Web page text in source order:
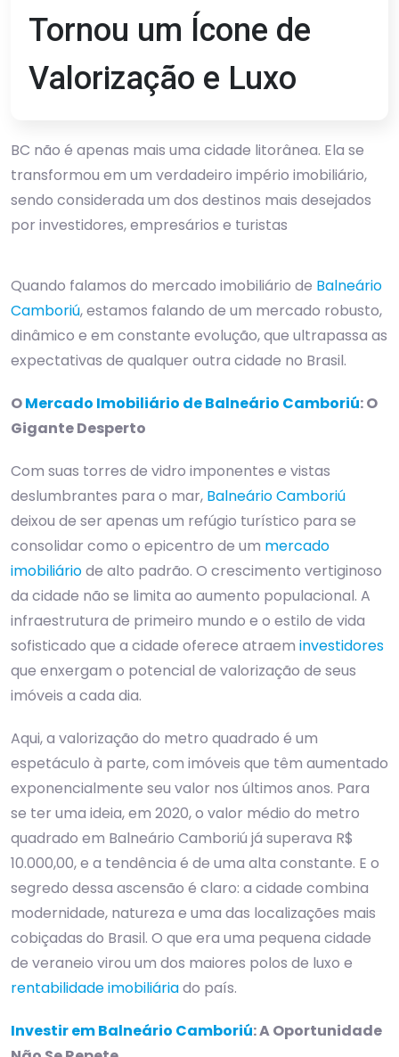
Tornou um Ícone de
Valorização e Luxo
BC não é apenas mais uma cidade litorânea. Ela se
transformou em um verdadeiro império imobiliário,
sendo considerada um dos destinos mais desejados
por investidores, empresários e turistas
Quando falamos do mercado imobiliário de Balneário
Camboriú, estamos falando de um mercado robusto,
dinâmico e em constante evolução, que ultrapassa as
expectativas de qualquer outra cidade no Brasil.
OMercado Imobiliário de Balneário Camboriú: O
Gigante Desperto
Com suas torres de vidro imponentes e vistas
deslumbrantes para o mar, Balneário Camboriú
deixou de ser apenas um refúgio turístico para se
consolidar como o epicentro de um mercado
imobiliáriode alto padrão. O crescimento vertiginoso
da cidade não se limita ao aumento populacional. A
infraestrutura de primeiro mundo e o estilo de vida
sofisticado que a cidade oferece atraem investidores
que enxergam o potencial de valorização de seus
imóveis a cada dia.
Aqui, a valorização do metro quadrado é um
espetáculo à parte, com imóveis que têm aumentado
exponencialmente seu valor nos últimos anos. Para
se ter uma ideia, em 2020, o valor médio do metro
quadrado em Balneário Camboriú já superava R$
10.000,00, e a tendência é de uma alta constante. E o
segredo dessa ascensão é claro: a cidade combina
modernidade, natureza e uma das localizações mais
cobiçadas do Brasil. O que era uma pequena cidade
de veraneio virou um dos maiores polos de luxo e
rentabilidade imobiliáriado país.
Investir em Balneário Camboriú: A Oportunidade